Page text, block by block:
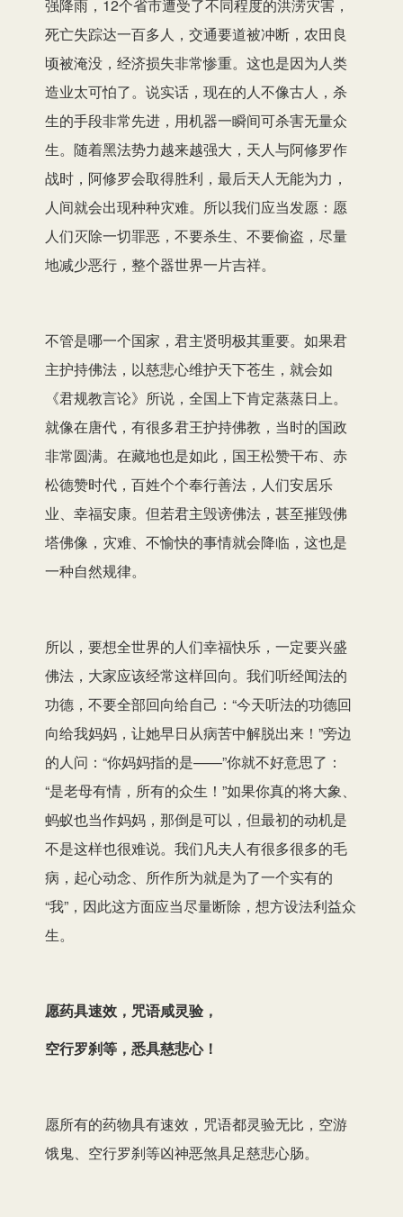
强降雨，12个省市遭受了不同程度的洪涝灾害，
死亡失踪达一百多人，交通要道被冲断，农田良
顷被淹没，经济损失非常惨重。这也是因为人类
造业太可怕了。说实话，现在的人不像古人，杀
生的手段非常先进，用机器一瞬间可杀害无量众
生。随着黑法势力越来越强大，天人与阿修罗作
战时，阿修罗会取得胜利，最后天人无能为力，
人间就会出现种种灾难。所以我们应当发愿：愿
人们灭除一切罪恶，不要杀生、不要偷盗，尽量
地减少恶行，整个器世界一片吉祥。
不管是哪一个国家，君主贤明极其重要。如果君
主护持佛法，以慈悲心维护天下苍生，就会如
《君规教言论》所说，全国上下肯定蒸蒸日上。
就像在唐代，有很多君王护持佛教，当时的国政
非常圆满。在藏地也是如此，国王松赞干布、赤
松德赞时代，百姓个个奉行善法，人们安居乐
业、幸福安康。但若君主毁谤佛法，甚至摧毁佛
塔佛像，灾难、不愉快的事情就会降临，这也是
一种自然规律。
所以，要想全世界的人们幸福快乐，一定要兴盛
佛法，大家应该经常这样回向。我们听经闻法的
功德，不要全部回向给自己：“今天听法的功德回
向给我妈妈，让她早日从病苦中解脱出来！”旁边
的人问：“你妈妈指的是——”你就不好意思了：
“是老母有情，所有的众生！”如果你真的将大象、
蚂蚁也当作妈妈，那倒是可以，但最初的动机是
不是这样也很难说。我们凡夫人有很多很多的毛
病，起心动念、所作所为就是为了一个实有的
“我”，因此这方面应当尽量断除，想方设法利益众
生。
愿药具速效，咒语咸灵验，
空行罗刹等，悉具慈悲心！
愿所有的药物具有速效，咒语都灵验无比，空游
饿鬼、空行罗刹等凶神恶煞具足慈悲心肠。